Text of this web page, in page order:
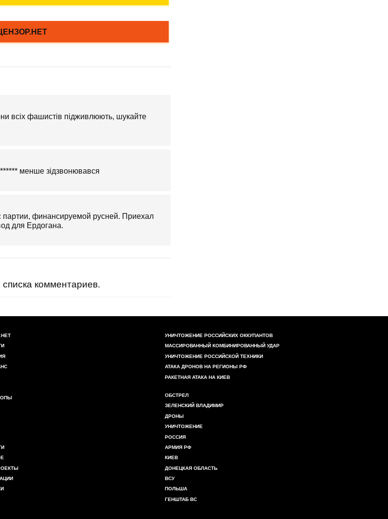
всіх фашистів підживлюють, шукайте
менше зідзвонювався
финансируемой русней. Приехал
для Ердогана.
комментариев.
УНИЧТОЖЕНИЕ РОССИЙСКИХ ОККУПАНТОВ
МАССИРОВАННЫЙ КОМБИНИРОВАННЫЙ УДАР
УНИЧТОЖЕНИЕ РОССИЙСКОЙ ТЕХНИКИ
АТАКА ДРОНОВ НА РЕГИОНЫ РФ
РАКЕТНАЯ АТАКА НА КИЕВ
ОБСТРЕЛ
ЗЕЛЕНСКИЙ ВЛАДИМИР
ДРОНЫ
УНИЧТОЖЕНИЕ
РОССИЯ
АРМИЯ РФ
КИЕВ
ДОНЕЦКАЯ ОБЛАСТЬ
ВСУ
ПОЛЬША
ГЕНШТАБ ВС